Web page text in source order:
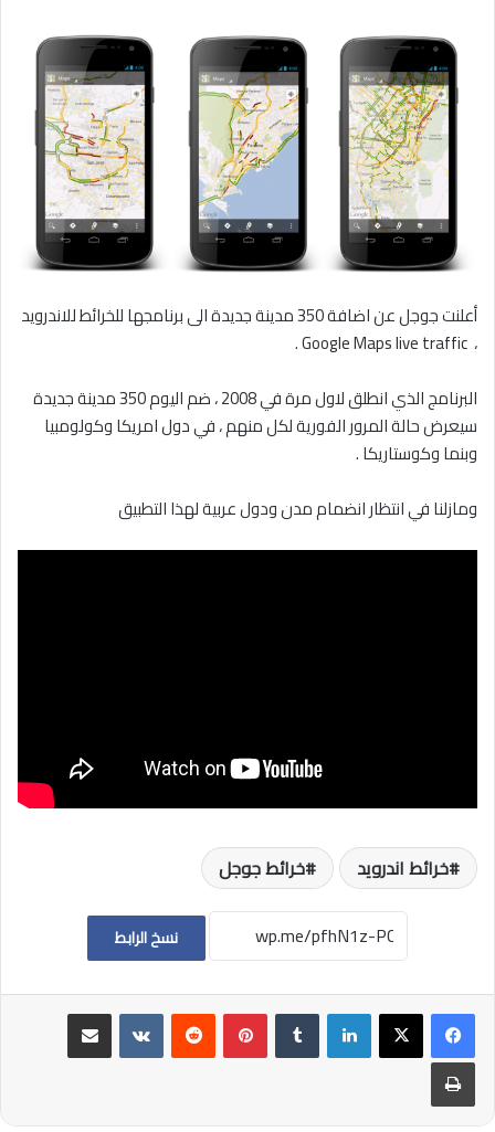
أعلنت جوجل عن اضافة 350 مدينة جديدة الى برنامجها للخرائط للاندرويد
، Google Maps live traffic .
البرنامج الذي انطلق لاول مرة في 2008 ، ضم اليوم 350 مدينة جديدة
سيعرض حالة المرور الفورية لكل منهم ، في دول امريكا وكولومبيا
وبنما وكوستاريكا .
ومازلنا في انتظار انضمام مدن ودول عربية لهذا التطبيق
خرائط اندرويد خرائط جوجل
نسخ الرابط
لينكدإن بينتيريست
مشاركة عبر البريد
طباعة